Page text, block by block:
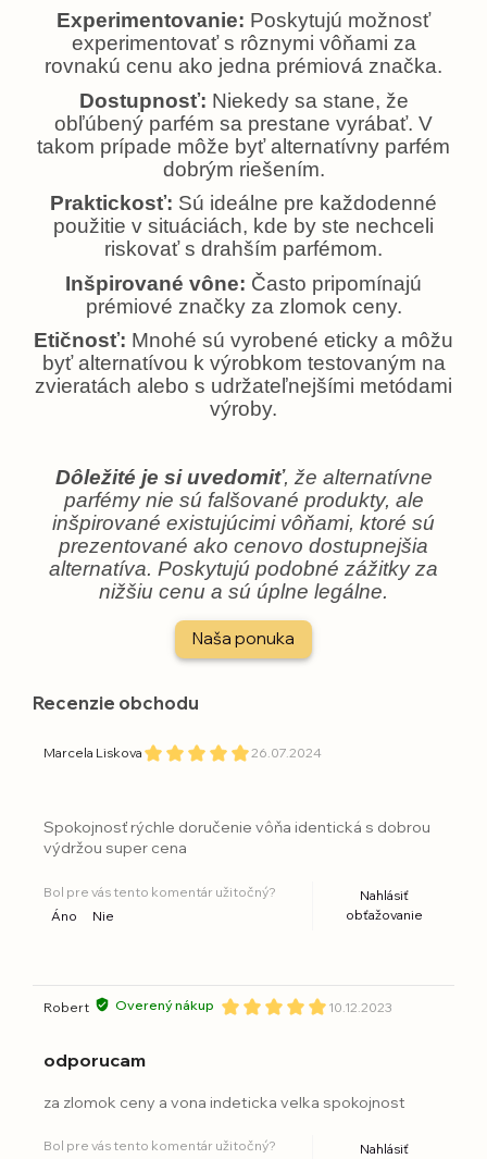
Experimentovanie: Poskytujú možnosť
experimentovať s rôznymi vôňami za
rovnakú cenu ako jedna prémiová značka.
Dostupnosť: Niekedy sa stane, že
obľúbený parfém sa prestane vyrábať. V
takom prípade môže byť alternatívny parfém
dobrým riešením.
Praktickosť: Sú ideálne pre každodenné
použitie v situáciách, kde by ste nechceli
riskovať s drahším parfémom.
Inšpirované vône: Často pripomínajú
prémiové značky za zlomok ceny.
Etičnosť: Mnohé sú vyrobené eticky a môžu
byť alternatívou k výrobkom testovaným na
zvieratách alebo s udržateľnejšími metódami
výroby.
Dôležité je si uvedomiť, že alternatívne
parfémy nie sú falšované produkty, ale
inšpirované existujúcimi vôňami, ktoré sú
prezentované ako cenovo dostupnejšia
alternatíva. Poskytujú podobné zážitky za
nižšiu cenu a sú úplne legálne.
Naša ponuka
Recenzie obchodu
Marcela Liskova 26.07.2024
Spokojnosť rýchle doručenie vôňa identická s dobrou
výdržou super cena
Bol pre vás tento komentár užitočný?
Áno
Nie
Nahlásiť
obťažovanie
Robert Overený nákup 10.12.2023
odporucam
za zlomok ceny a vona indeticka velka spokojnost
Bol pre vás tento komentár užitočný?
Nahlásiť